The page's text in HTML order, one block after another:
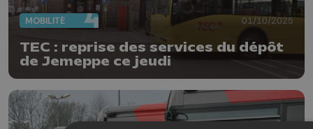
MOBILITÉ 01/10/2025
TEC : reprise des services du dépôt
de Jemeppe ce jeudi